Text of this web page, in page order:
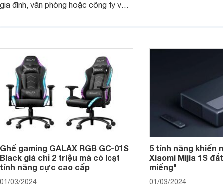
gia đình, văn phòng hoặc công ty vừa
Ghế gaming GALAX RGB GC-01S
Black giá chỉ 2 triệu mà có loạt
tính năng cực cao cấp
01/03/2024
5 tính năng khiến
Xiaomi Mijia 1S
miếng"
01/03/2024